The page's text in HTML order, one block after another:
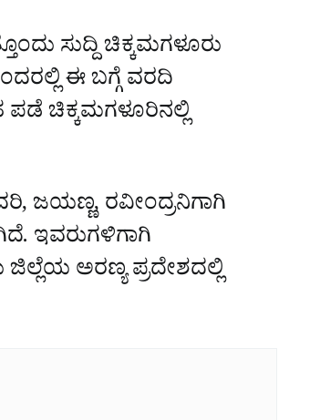
ಸುದ್ದಿ ಚಿಕ್ಕಮಗಳೂರು
ಈ ಬಗ್ಗೆ ವರದಿ
ಪಡೆ ಚಿಕ್ಕಮಗಳೂರಿನಲ್ಲಿ
ಜಯಣ್ಣ, ರವೀಂದ್ರನಿಗಾಗಿ
ಇವರುಗಳಿಗಾಗಿ
ಜಿಲ್ಲೆಯ ಅರಣ್ಯ ಪ್ರದೇಶದಲ್ಲಿ